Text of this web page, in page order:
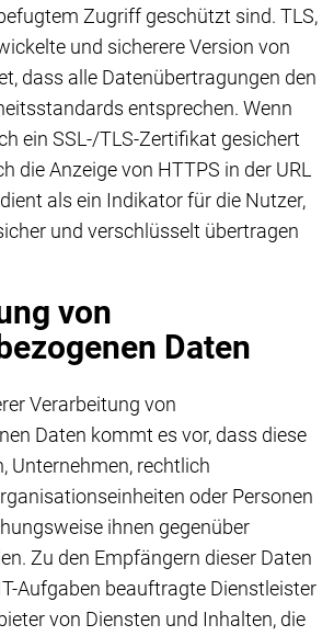
Zugriff geschützt sind. TLS,
und sicherere Version von
dass alle Datenübertragungen den
entsprechen. Wenn
ein SSL-/TLS-Zertifikat gesichert
die Anzeige von HTTPS in der URL
als ein Indikator für die Nutzer,
und verschlüsselt übertragen
von
Daten
Verarbeitung von
Daten kommt es vor, dass diese
Unternehmen, rechtlich
oder Personen
ihnen gegenüber
Zu den Empfängern dieser Daten
Aufgaben beauftragte Dienstleister
von Diensten und Inhalten, die